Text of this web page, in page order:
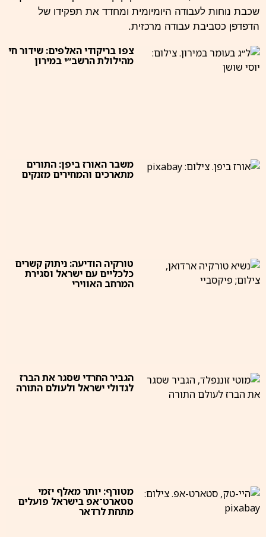
שכבת נוחות לעבודה היומיומית ומחדד את תפקידו של
הדפדפן כסביבת עבודה מרכזית.
צפו בריקודי האלפים: שידור חי
מהילולת הרשב״י במירון
משבר האורז ביפן: התורים
מתארכים והמחירים מזנקים
טורקיה הודיעה: ניתוק קשרים
כלכליים עם ישראל וסגירת
המרחב האווירי
הגביר החרדי שסגר את הברז
לגדולי ישראל ולעולם התורה
מטורף: יותר מאלף יזמי
סטארט־אפ בישראל פועלים
מתחת לרדאר